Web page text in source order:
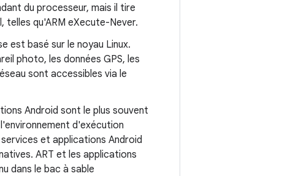
du processeur, mais il tire
qu'ARM eXecute-Never.
est basé sur le noyau Linux.
photo, les données GPS, les
sont accessibles via le
Android sont le plus souvent
d'exécution
et applications Android
ART et les applications
dans le bac à sable